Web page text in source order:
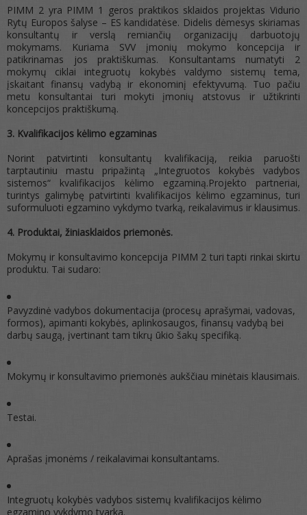
PIMM 2 yra PIMM 1 geros praktikos sklaidos projektas Vidurio
Rytų Europos šalyse – ES kandidatėse. Didelis dėmesys skiriamas
konsultantų ir verslą remiančių organizacijų darbuotojų
mokymams. Kuriama SVV įmonių mokymo koncepcija ir
patikrinamas jos praktiškumas. Konsultantams numatyti 2
mokymų ciklai integruotų kokybės valdymo sistemų tema,
įskaitant finansų vadybą ir ekonominį efektyvumą. Tuo pačiu
metu konsultantai turi mokyti įmonių atstovus ir užtikrinti
koncepcijos praktiškumą.
3. Kvalifikacijos kėlimo egzaminas
Norint patvirtinti konsultantų kvalifikaciją, reikia paruošti
tarptautiniu mastu pripažintą „Integruotos kokybės vadybos
sistemos“ kvalifikacijos kėlimo egzaminą.Projekto partneriai,
turintys galimybę patvirtinti kvalifikacijos kėlimo egzaminus, turi
suformuluoti egzamino vykdymo tvarką, reikalavimus ir klausimus.
4. Produktai, žiniasklaidos priemonės.
Mokymų ir konsultavimo koncepcija PIMM 2 turi tapti rinkai skirtu
produktu. Tai sudaro:
Pavyzdinė vadybos dokumentacija (procesų aprašymai, vadovas,
formos), apimanti kokybės, aplinkosaugos, finansų vadybą bei
darbų saugą, įvertinant tam tikrų ūkio šakų specifiką.
Mokymų ir konsultavimo priemonės aukščiau minėtais klausimais.
Testai.
Aprašas įmonėms / reikalavimai konsultantams.
Integruotų kokybės vadybos sistemų kvalifikacijos kėlimo
egzamino vykdymo tvarka.